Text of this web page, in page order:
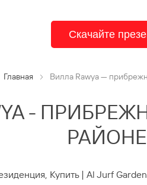
Скачайте
Главная Вилла Rawya —
-
РАЙОНЕ
Купить | Al Jurf